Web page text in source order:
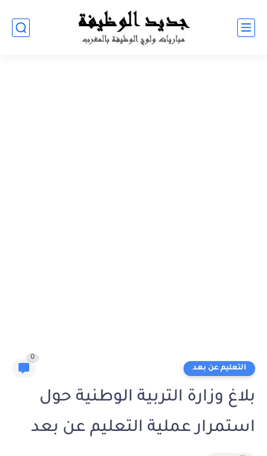
التعليم عن بعد
0
بلاغ وزارة التربية الوطنية حول
استمرار عملية التعليم عن بعد